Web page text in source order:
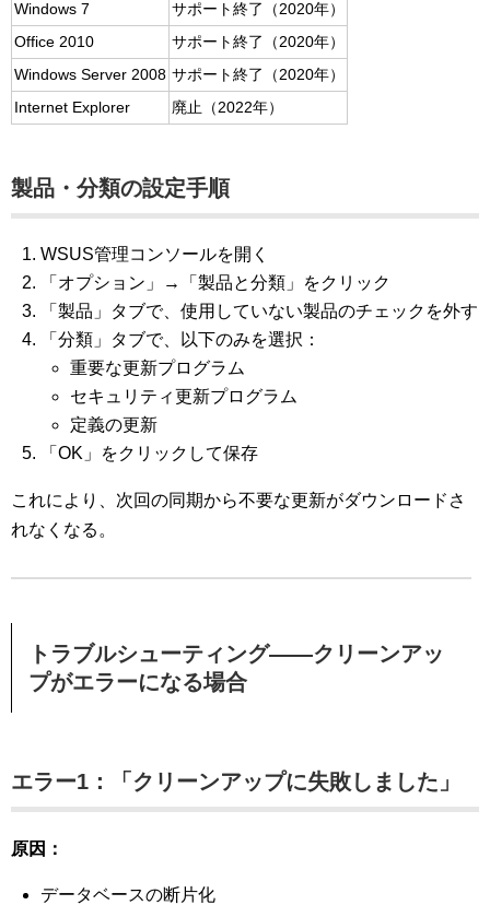
Windows 7
サポート終了（2020年）
Office 2010
サポート終了（2020年）
Windows Server 2008 サポート終了（2020年）
Internet Explorer
廃止（2022年）
製品・分類の設定手順
WSUS管理コンソールを開く
「オプション」→「製品と分類」をクリック
「製品」タブで、使用していない製品のチェックを外す
「分類」タブで、以下のみを選択：
重要な更新プログラム
セキュリティ更新プログラム
定義の更新
「OK」をクリックして保存
これにより、次回の同期から不要な更新がダウンロードさ
れなくなる。
トラブルシューティング――クリーンアッ
プがエラーになる場合
エラー1：「クリーンアップに失敗しました」
原因：
データベースの断片化